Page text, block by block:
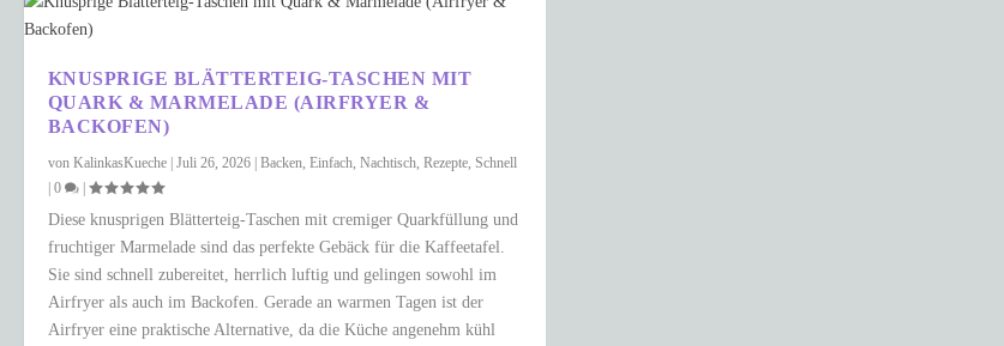
KNUSPRIGE BLÄTTERTEIG-TASCHEN MIT
QUARK & MARMELADE (AIRFRYER &
BACKOFEN)
von KalinkasKueche| Juli 26, 2026| Backen Einfach Nachtisch Rezepte, Schnell
| 0 |
Diese knusprigen Blätterteig-Taschen mit cremiger Quarkfüllung und
fruchtiger Marmelade sind das perfekte Gebäck für die Kaffeetafel.
Sie sind schnell zubereitet, herrlich luftig und gelingen sowohl im
Airfryer als auch im Backofen. Gerade an warmen Tagen ist der
Airfryer eine praktische Alternative, da die Küche angenehm kühl